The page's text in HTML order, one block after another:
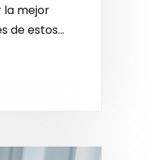
la mejor
de estos...